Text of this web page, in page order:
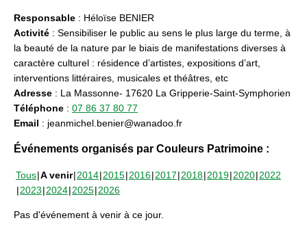
Responsable : Héloïse BENIER
Activité : Sensibiliser le public au sens le plus large du terme, à
la beauté de la nature par le biais de manifestations diverses à
caractère culturel : résidence d’artistes, expositions d’art,
interventions littéraires, musicales et théâtres, etc
Adresse : La Massonne- 17620 La Gripperie-Saint-Symphorien
Téléphone : 07 86 37 80 77
Email : jeanmichel.benier@wanadoo.fr
Événements organisés par Couleurs Patrimoine :
Tous A venir 2014 2015 2016 2017 2018 2019 2020 2022
2023 2024 2025 2026
Pas d'événement à venir à ce jour.